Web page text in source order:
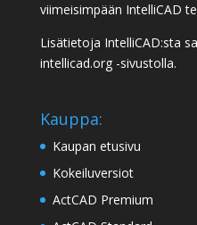
viimeisimpään IntelliCAD
Lisätietoja IntelliCAD:sta
intellicad.org-sivustolla.
Kauppa:
Kaupan etusivu
Kokeiluversiot
ActCAD Premium